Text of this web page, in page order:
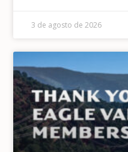
3 de agosto de 2026